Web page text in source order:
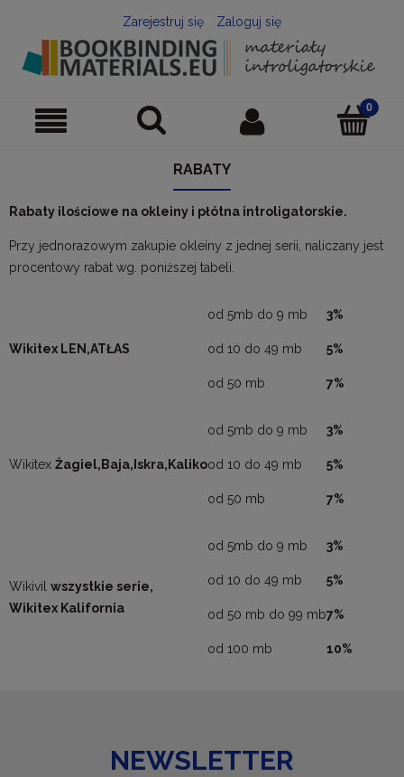
Zarejestruj się Zaloguj się
RABATY
Rabaty ilościowe na okleiny i płótna introligatorskie.
Przy jednorazowym zakupie okleiny z jednej serii, naliczany jest
procentowy rabat wg. poniższej tabeli.
Wikitex LEN,ATŁAS
od 5mb do 9 mb
od 10 do 49 mb
od 50 mb
3%
5%
7%
Wikitex Żagiel,Baja,Iskra,Kaliko
od 5mb do 9 mb
od 10 do 49 mb
od 50 mb
3%
5%
7%
Wikivil wszystkie serie,
Wikitex Kalifornia
od 5mb do 9 mb
od 10 do 49 mb
od 50 mb do 99 mb
od 100 mb
3%
5%
7%
10%
NEWSLETTER